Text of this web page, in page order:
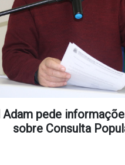
Adam pede
sobre Consulta